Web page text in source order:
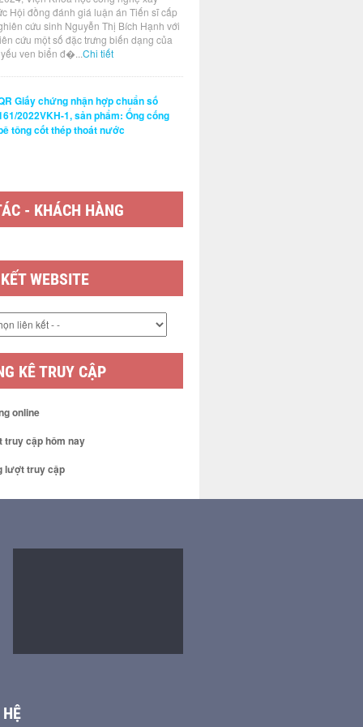
124-
hợp chuẩn số: 124-
2/2026VKH
Hội đồng đánh giá luận án Tiến sĩ cấp
cứu sinh Nguyễn Thị Bích Hạnh với
cứu một số đặc trưng biến dạng của
ven biển đ�...Chi tiết
Giấy chứng nhận hợp chuẩn số
2022VKH-1, sản phẩm: Ống cống
tông cốt thép thoát nước
- KHÁCH HÀNG
WEBSITE
KÊ TRUY CẬP
online
truy cập hôm nay
lượt truy cập